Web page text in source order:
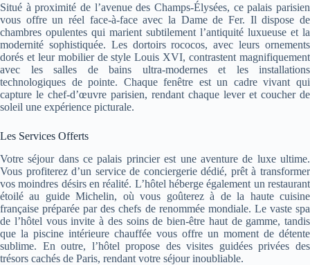
Situé à proximité de l’avenue des Champs-Élysées, ce palais parisien
vous offre un réel face-à-face avec la Dame de Fer. Il dispose de
chambres opulentes qui marient subtilement l’antiquité luxueuse et la
modernité sophistiquée. Les dortoirs rococos, avec leurs ornements
dorés et leur mobilier de style Louis XVI, contrastent magnifiquement
avec les salles de bains ultra-modernes et les installations
technologiques de pointe. Chaque fenêtre est un cadre vivant qui
capture le chef-d’œuvre parisien, rendant chaque lever et coucher de
soleil une expérience picturale.
Les Services Offerts
Votre séjour dans ce palais princier est une aventure de luxe ultime.
Vous profiterez d’un service de conciergerie dédié, prêt à transformer
vos moindres désirs en réalité. L’hôtel héberge également un restaurant
étoilé au guide Michelin, où vous goûterez à de la haute cuisine
française préparée par des chefs de renommée mondiale. Le vaste spa
de l’hôtel vous invite à des soins de bien-être haut de gamme, tandis
que la piscine intérieure chauffée vous offre un moment de détente
sublime. En outre, l’hôtel propose des visites guidées privées des
trésors cachés de Paris, rendant votre séjour inoubliable.